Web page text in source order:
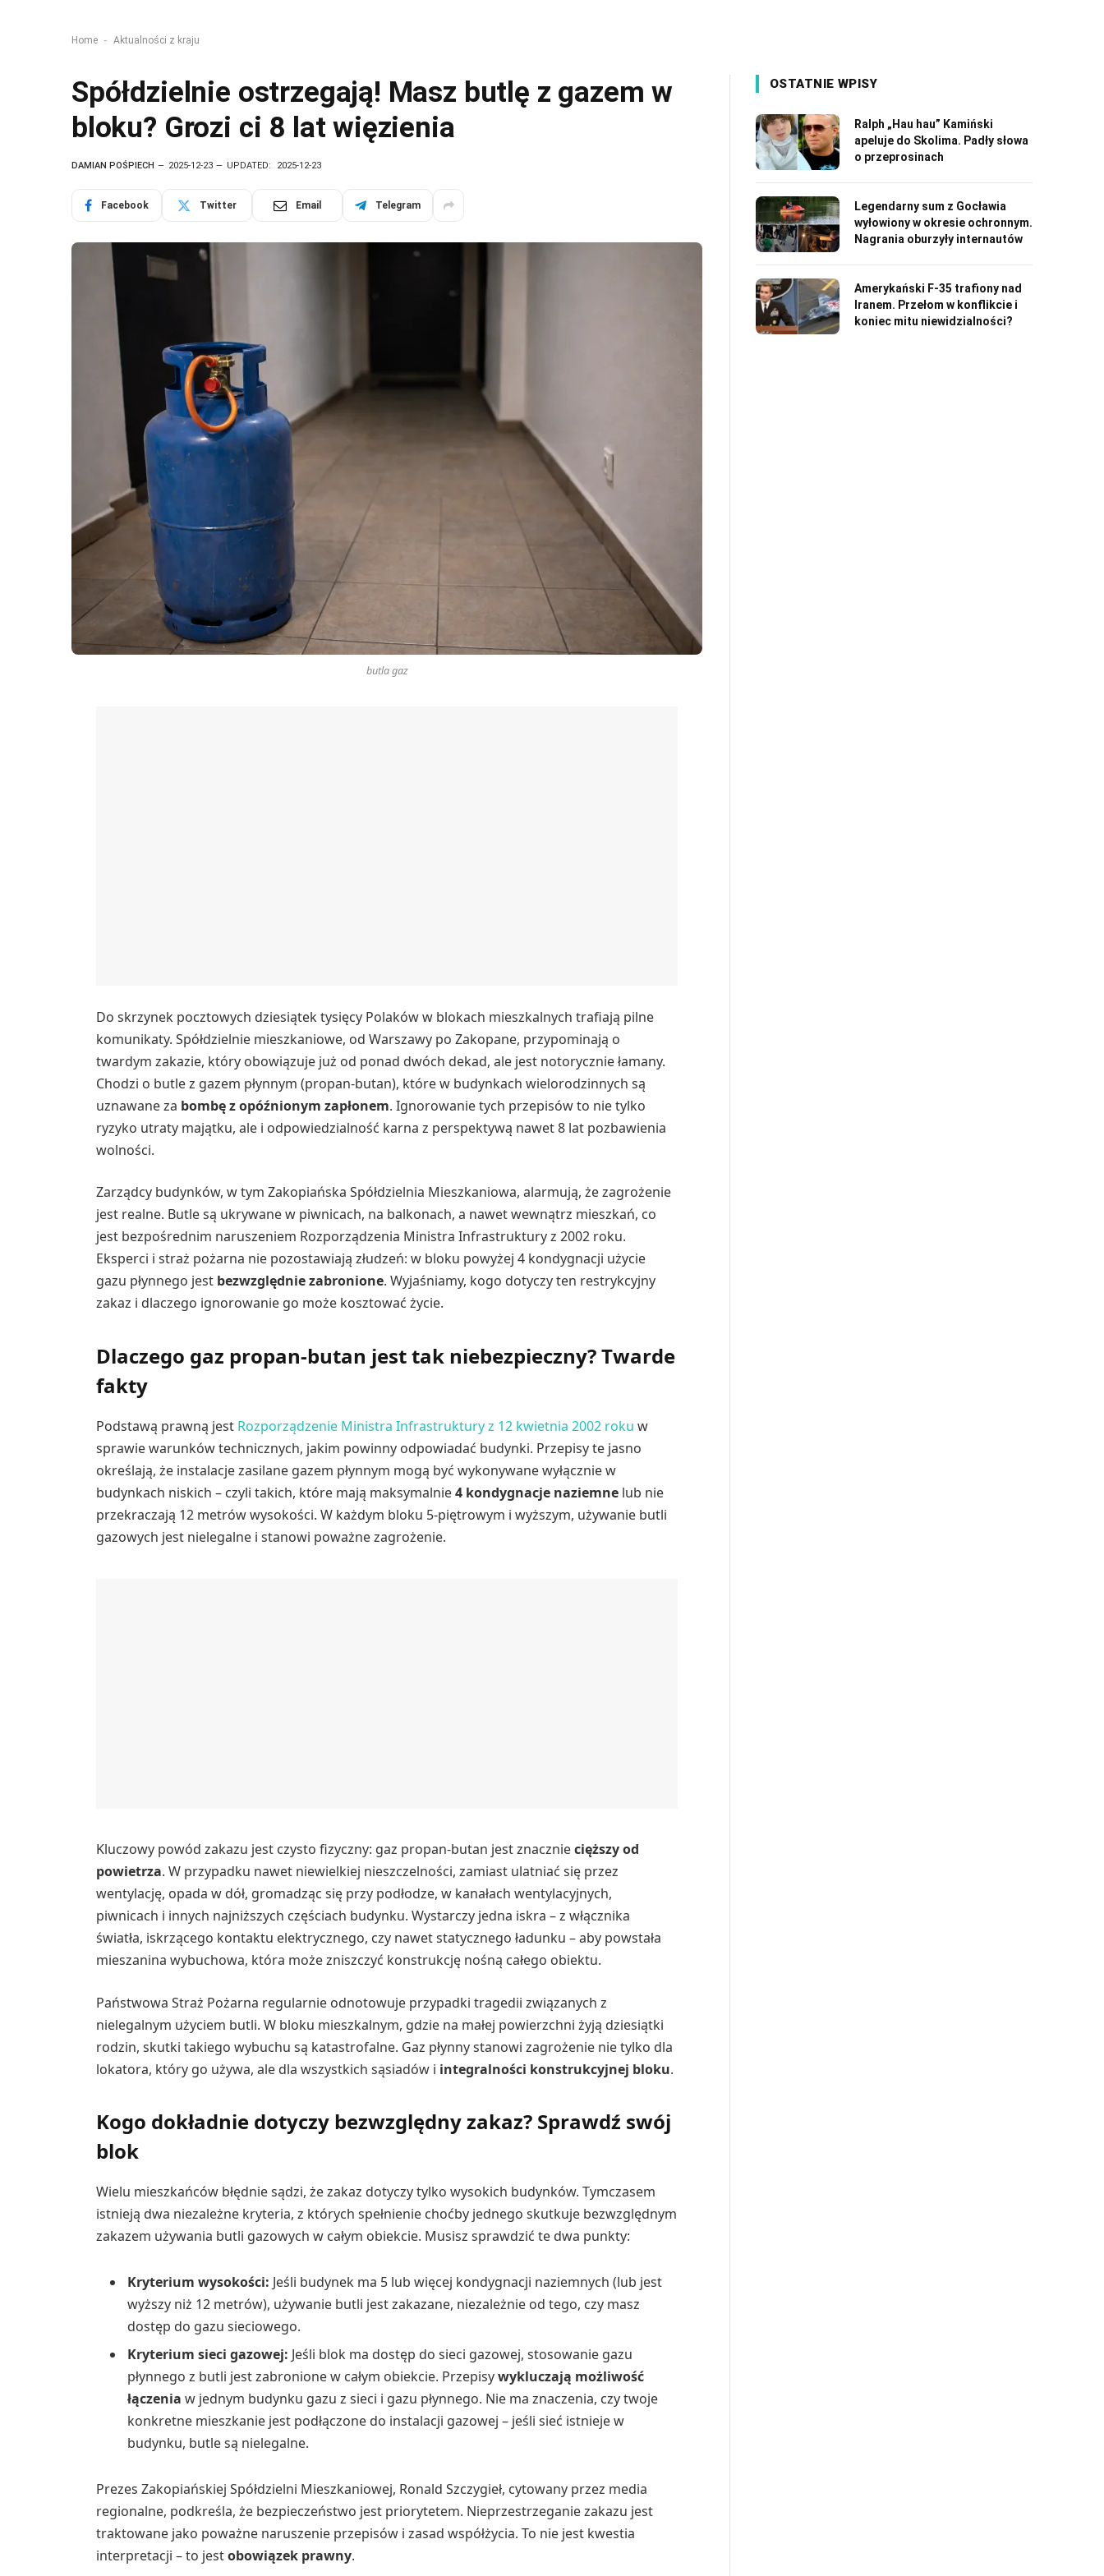
Home - Aktualności z kraju
Spółdzielnie ostrzegają! Masz butlę z gazem w
bloku? Grozi ci 8 lat więzienia
DAMIAN POŚPIECH 2025-12-23 UPDATED: 2025-12-23
Facebook Twitter Email Telegram
butla gaz
Do skrzynek pocztowych dziesiątek tysięcy Polaków w blokach mieszkalnych trafiają pilne
komunikaty. Spółdzielnie mieszkaniowe, od Warszawy po Zakopane, przypominają o
twardym zakazie, który obowiązuje już od ponad dwóch dekad, ale jest notorycznie łamany.
Chodzi o butle z gazem płynnym (propan-butan), które w budynkach wielorodzinnych są
uznawane za bombę z opóźnionym zapłonem. Ignorowanie tych przepisów to nie tylko
ryzyko utraty majątku, ale i odpowiedzialność karna z perspektywą nawet 8 lat pozbawienia
wolności.
Zarządcy budynków, w tym Zakopiańska Spółdzielnia Mieszkaniowa, alarmują, że zagrożenie
jest realne. Butle są ukrywane w piwnicach, na balkonach, a nawet wewnątrz mieszkań, co
jest bezpośrednim naruszeniem Rozporządzenia Ministra Infrastruktury z 2002 roku.
Eksperci i straż pożarna nie pozostawiają złudzeń: w bloku powyżej 4 kondygnacji użycie
gazu płynnego jest bezwzględnie zabronione. Wyjaśniamy, kogo dotyczy ten restrykcyjny
zakaz i dlaczego ignorowanie go może kosztować życie.
Dlaczego gaz propan-butan jest tak niebezpieczny? Twarde
fakty
Podstawą prawną jest Rozporządzenie Ministra Infrastruktury z 12 kwietnia 2002 roku w
sprawie warunków technicznych, jakim powinny odpowiadać budynki. Przepisy te jasno
określają, że instalacje zasilane gazem płynnym mogą być wykonywane wyłącznie w
budynkach niskich – czyli takich, które mają maksymalnie4 kondygnacje naziemne lub nie
przekraczają 12 metrów wysokości. W każdym bloku 5-piętrowym i wyższym, używanie butli
gazowych jest nielegalne i stanowi poważne zagrożenie.
Kluczowy powód zakazu jest czysto fizyczny: gaz propan-butan jest znaczniecięższy od
powietrza. W przypadku nawet niewielkiej nieszczelności, zamiast ulatniać się przez
wentylację, opada w dół, gromadząc się przy podłodze, w kanałach wentylacyjnych,
piwnicach i innych najniższych częściach budynku. Wystarczy jedna iskra – z włącznika
światła, iskrzącego kontaktu elektrycznego, czy nawet statycznego ładunku – aby powstała
mieszanina wybuchowa, która może zniszczyć konstrukcję nośną całego obiektu.
Państwowa Straż Pożarna regularnie odnotowuje przypadki tragedii związanych z
nielegalnym użyciem butli. W bloku mieszkalnym, gdzie na małej powierzchni żyją dziesiątki
rodzin, skutki takiego wybuchu są katastrofalne. Gaz płynny stanowi zagrożenie nie tylko dla
lokatora, który go używa, ale dla wszystkich sąsiadów i integralności konstrukcyjnej bloku.
Kogo dokładnie dotyczy bezwzględny zakaz? Sprawdź swój
blok
Wielu mieszkańców błędnie sądzi, że zakaz dotyczy tylko wysokich budynków. Tymczasem
istnieją dwa niezależne kryteria, z których spełnienie choćby jednego skutkuje bezwzględnym
zakazem używania butli gazowych w całym obiekcie. Musisz sprawdzić te dwa punkty:
Kryterium wysokości: Jeśli budynek ma 5 lub więcej kondygnacji naziemnych (lub jest
wyższy niż 12 metrów), używanie butli jest zakazane, niezależnie od tego, czy masz
dostęp do gazu sieciowego.
Kryterium sieci gazowej: Jeśli blok ma dostęp do sieci gazowej, stosowanie gazu
płynnego z butli jest zabronione w całym obiekcie. Przepisywykluczają możliwość
łączenia w jednym budynku gazu z sieci i gazu płynnego. Nie ma znaczenia, czy twoje
konkretne mieszkanie jest podłączone do instalacji gazowej – jeśli sieć istnieje w
budynku, butle są nielegalne.
Prezes Zakopiańskiej Spółdzielni Mieszkaniowej, Ronald Szczygieł, cytowany przez media
regionalne, podkreśla, że bezpieczeństwo jest priorytetem. Nieprzestrzeganie zakazu jest
traktowane jako poważne naruszenie przepisów i zasad współżycia. To nie jest kwestia
interpretacji – to jestobowiązek prawny.
OSTATNIE WPISY
Ralph „Hau hau” Kamiński
apeluje do Skolima. Padły słowa
o przeprosinach
Legendarny sum z Gocławia
wyłowiony w okresie ochronnym.
Nagrania oburzyły internautów
Amerykański F-35 trafiony nad
Iranem. Przełom w konflikcie i
koniec mitu niewidzialności?